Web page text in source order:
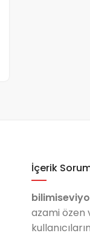
İçerik
azami özen